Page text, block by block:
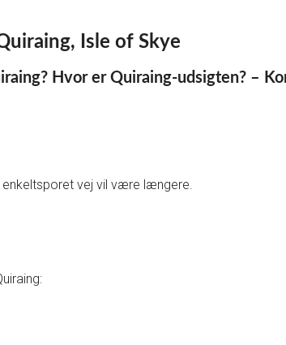
Isle of Skye
Hvor er Quiraing-udsigten? –
vej vil være længere.